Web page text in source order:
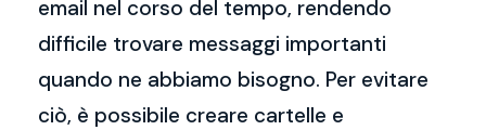
email nel corso del tempo, rendendo
difficile trovare messaggi importanti
quando ne abbiamo bisogno. Per evitare
ciò, è possibile creare cartelle e